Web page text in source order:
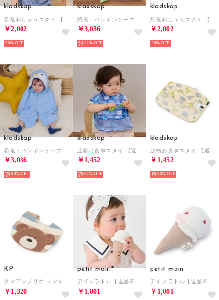
kladskap
￥2,002
30%
kladskap
￥3,036
60%
kladskap
￥2,002
30%
kladskap
￥3,036
60%
kladskap
￥1,452
60%
kladskap
￥1,452
60%
KP
クマアップリケ スタイ 【返品不可商品】 （ベージュ）
￥1,320
petit main
アイスラトル【返品不可商品】 （アイボリー）
￥1,001
petit main
アイスラトル【返品不可商品】 （ピンク）
￥1,001